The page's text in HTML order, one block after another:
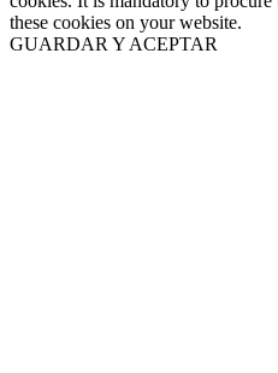
these cookies on your website.
GUARDAR Y ACEPTAR